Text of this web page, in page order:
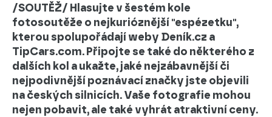
/SOUTĚŽ/ Hlasujte v šestém kole
fotosoutěže o nejkurióznější "espézetku",
kterou spolupořádají weby Deník.cz a
TipCars.com. Připojte se také do některého z
dalších kol a ukažte, jaké nejzábavnější či
nejpodivnější poznávací značky jste objevili
na českých silnicích. Vaše fotografie mohou
nejen pobavit, ale také vyhrát atraktivní ceny.